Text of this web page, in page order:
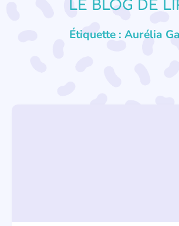
LE BLOG DE
Étiquette : Aurélia